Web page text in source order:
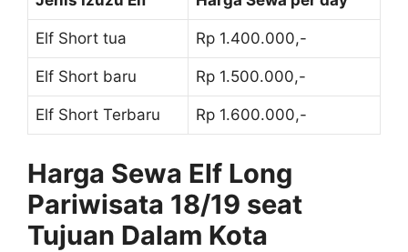
Elf Short tua Rp 1.400.000,-
Elf Short baru Rp 1.500.000,-
Elf Short Terbaru Rp 1.600.000,-
Harga Sewa Elf Long
Pariwisata 18/19 seat
Tujuan Dalam Kota